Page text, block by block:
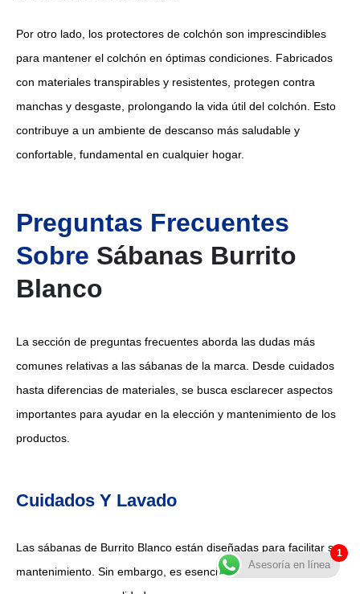
Por otro lado, los protectores de colchón son imprescindibles
para mantener el colchón en óptimas condiciones. Fabricados
con materiales transpirables y resistentes, protegen contra
manchas y desgaste, prolongando la vida útil del colchón. Esto
contribuye a un ambiente de descanso más saludable y
confortable, fundamental en cualquier hogar.
Preguntas Frecuentes
Sobre Sábanas Burrito
Blanco
La sección de preguntas frecuentes aborda las dudas más
comunes relativas a las sábanas de la marca. Desde cuidados
hasta diferencias de materiales, se busca esclarecer aspectos
importantes para ayudar en la elección y mantenimiento de los
productos.
Cuidados Y Lavado
Las sábanas de Burrito Blanco están diseñadas para facilitar su
mantenimiento. Sin embargo, es esencial seguir ciertas pautas
1
Asesoría en línea